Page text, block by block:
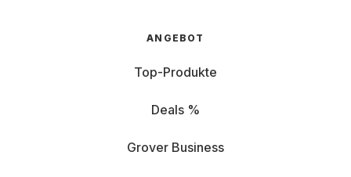
ANGEBOT
Top-Produkte
Deals %
Grover Business